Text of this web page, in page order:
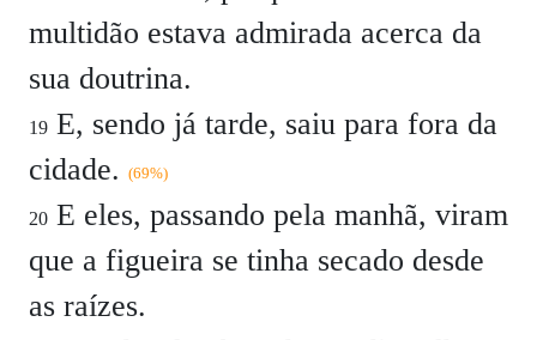
multidão estava admirada acerca da
sua doutrina.
19 E, sendo já tarde, saiu para fora da
cidade. (69%)
20 E eles, passando pela manhã, viram
que a figueira se tinha secado desde
as raízes.